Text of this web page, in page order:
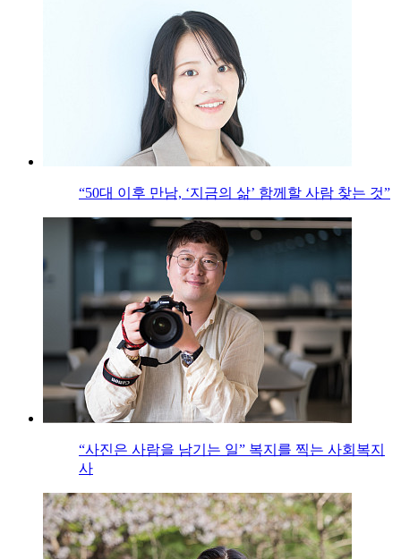
“50대 이후 만남, ‘지금의 삶’ 함께할 사람 찾는 것”
“사진은 사람을 남기는 일” 복지를 찍는 사회복지
사